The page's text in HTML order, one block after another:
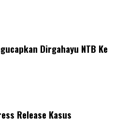
Dirgahayu NTB Ke
Release Kasus